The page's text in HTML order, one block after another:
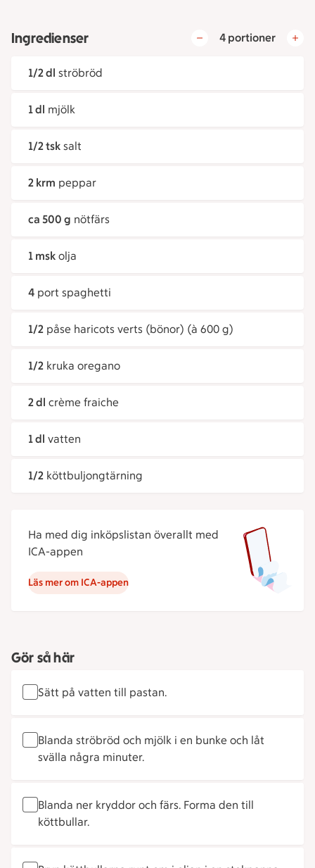
Ingredienser 4 portioner
1/2 dl ströbröd
1 dl mjölk
1/2 tsk salt
2 krm peppar
ca 500 g nötfärs
1 msk olja
4 port spaghetti
1/2 påse haricots verts (bönor) (à 600 g)
1/2 kruka oregano
2 dl crème fraiche
1 dl vatten
1/2 köttbuljongtärning
Ha med dig inköpslistan överallt med
ICA-appen
Läs mer om ICA-appen
Gör så här
Sätt på vatten till pastan.
Blanda ströbröd och mjölk i en bunke och låt
svälla några minuter.
Blanda ner kryddor och färs. Forma den till
köttbullar.